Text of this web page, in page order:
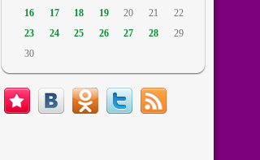
16
17 18 19 20 21
22
23
24 25 26 27 28
29
30